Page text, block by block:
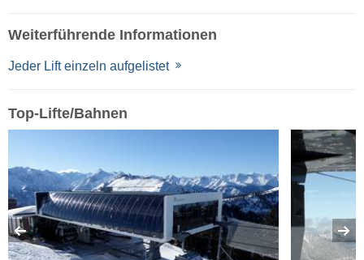
Weiterführende Informationen
Jeder Lift einzeln aufgelistet
Top-Lifte/Bahnen